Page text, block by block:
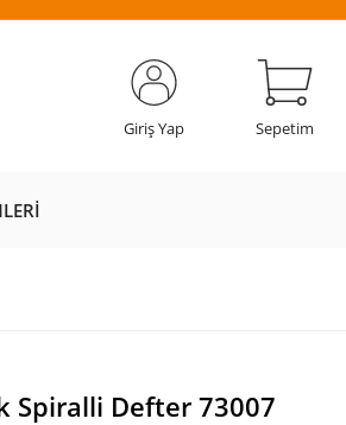
Giriş Yap Sepetim
Spiralli Defter 73007